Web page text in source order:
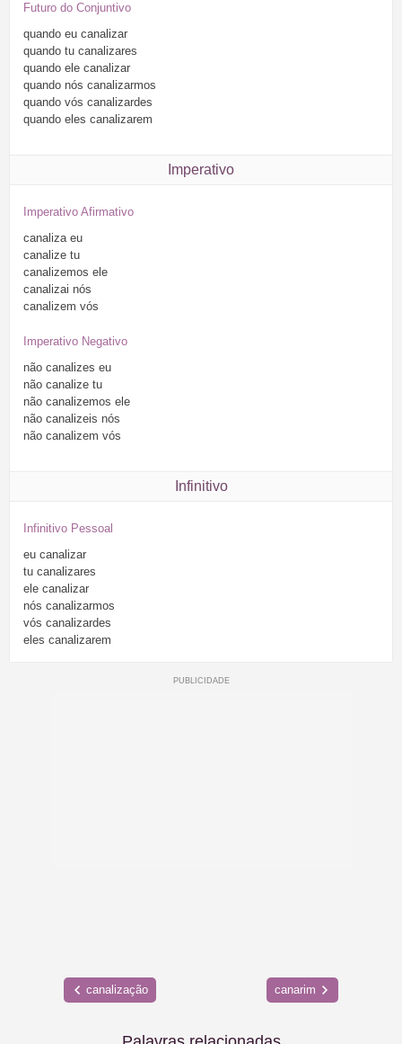
Futuro do Conjuntivo
quando eu canalizar
quando tu canalizares
quando ele canalizar
quando nós canalizarmos
quando vós canalizardes
quando eles canalizarem
Imperativo
Imperativo Afirmativo
canaliza eu
canalize tu
canalizemos ele
canalizai nós
canalizem vós
Imperativo Negativo
não canalizes eu
não canalize tu
não canalizemos ele
não canalizeis nós
não canalizem vós
Infinitivo
Infinitivo Pessoal
eu canalizar
tu canalizares
ele canalizar
nós canalizarmos
vós canalizardes
eles canalizarem
canalização canarim